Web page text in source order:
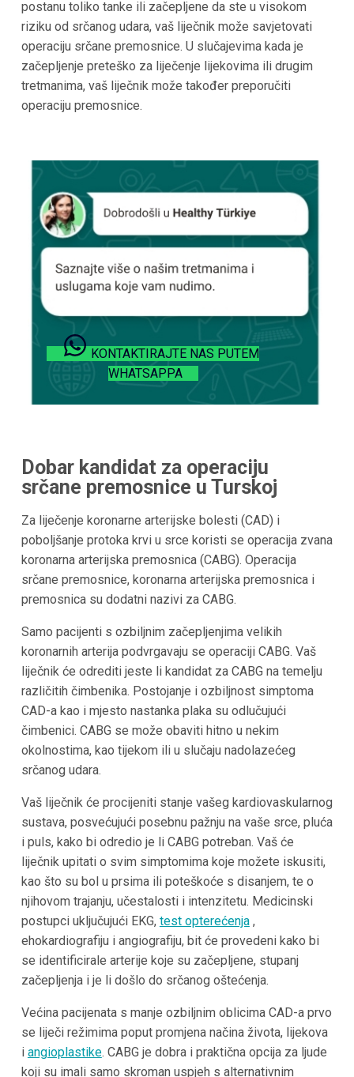
postanu toliko tanke ili začepljene da ste u visokom
riziku od srčanog udara, vaš liječnik može savjetovati
operaciju srčane premosnice. U slučajevima kada je
začepljenje preteško za liječenje lijekovima ili drugim
tretmanima, vaš liječnik može također preporučiti
operaciju premosnice.
KONTAKTIRAJTE NAS PUTEM
WHATSAPPA
Dobar kandidat za operaciju
srčane premosnice u Turskoj
Za liječenje koronarne arterijske bolesti (CAD) i
poboljšanje protoka krvi u srce koristi se operacija zvana
koronarna arterijska premosnica (CABG). Operacija
srčane premosnice, koronarna arterijska premosnica i
premosnica su dodatni nazivi za CABG.
Samo pacijenti s ozbiljnim začepljenjima velikih
koronarnih arterija podvrgavaju se operaciji CABG. Vaš
liječnik će odrediti jeste li kandidat za CABG na temelju
različitih čimbenika. Postojanje i ozbiljnost simptoma
CAD-a kao i mjesto nastanka plaka su odlučujući
čimbenici. CABG se može obaviti hitno u nekim
okolnostima, kao tijekom ili u slučaju nadolazećeg
srčanog udara.
Vaš liječnik će procijeniti stanje vašeg kardiovaskularnog
sustava, posvećujući posebnu pažnju na vaše srce, pluća
i puls, kako bi odredio je li CABG potreban. Vaš će
liječnik upitati o svim simptomima koje možete iskusiti,
kao što su bol u prsima ili poteškoće s disanjem, te o
njihovom trajanju, učestalosti i intenzitetu. Medicinski
postupci uključujući EKG, test opterećenja,
ehokardiografiju i angiografiju, bit će provedeni kako bi
se identificirale arterije koje su začepljene, stupanj
začepljenja i je li došlo do srčanog oštećenja.
Većina pacijenata s manje ozbiljnim oblicima CAD-a prvo
se liječi režimima poput promjena načina života, lijekova
i angioplastike. CABG je dobra i praktična opcija za ljude
koji su imali samo skroman uspjeh s alternativnim